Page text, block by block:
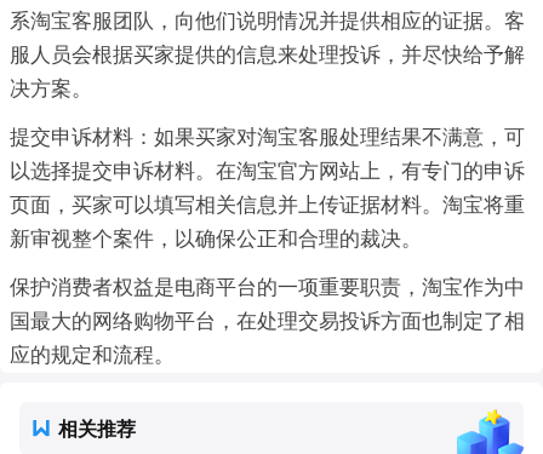
系淘宝客服团队，向他们说明情况并提供相应的证据。客
服人员会根据买家提供的信息来处理投诉，并尽快给予解
决方案。
提交申诉材料：如果买家对淘宝客服处理结果不满意，可
以选择提交申诉材料。在淘宝官方网站上，有专门的申诉
页面，买家可以填写相关信息并上传证据材料。淘宝将重
新审视整个案件，以确保公正和合理的裁决。
保护消费者权益是电商平台的一项重要职责，淘宝作为中
国最大的网络购物平台，在处理交易投诉方面也制定了相
应的规定和流程。
相关推荐